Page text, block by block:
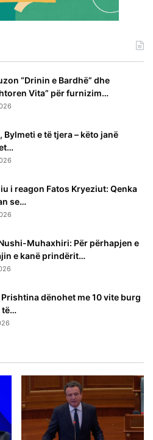
“Drinin e Bardhë” dhe
Vita” për furnizim…
Bylmeti e të tjera – këto janë
i reagon Fatos Kryeziut: Qenka
se…
Muhaxhiri: Për përhapjen e
e kanë prindërit…
dënohet me 10 vite burg
të…